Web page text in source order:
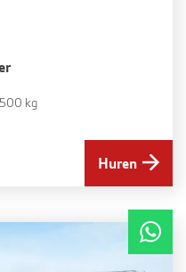
kg
Huren